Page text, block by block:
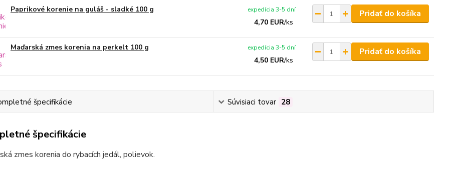
Paprikové korenie na guláš - sladké 100 g
4,70 EUR/ks
expedícia 3-5 dní Pridať do košíka
Maďarská zmes korenia na perkelt 100 g
4,50 EUR/ks
expedícia 3-5 dní Pridať do košíka
špecifikácie Súvisiaci tovar 28
špecifikácie
zmes korenia do rybacích jedál, polievok.